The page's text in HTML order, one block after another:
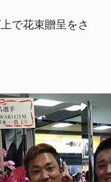
で花束贈呈をさ